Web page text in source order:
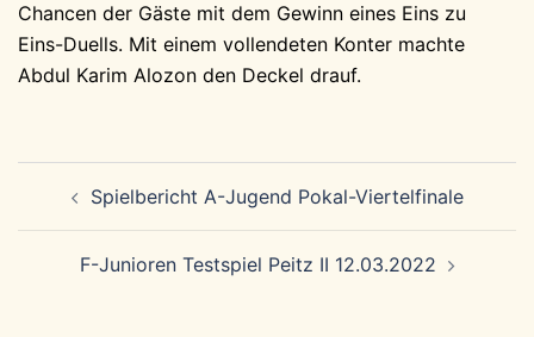
Chancen der Gäste mit dem Gewinn eines Eins zu
Eins-Duells. Mit einem vollendeten Konter machte
Abdul Karim Alozon den Deckel drauf.
Spielbericht A-Jugend Pokal-Viertelfinale
F-Junioren Testspiel Peitz II 12.03.2022